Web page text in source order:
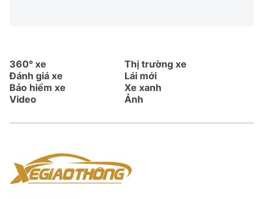
360° xe
Thị trường xe
Đánh giá xe
Lái mới
Bảo hiểm xe
Xe xanh
Video
Ảnh